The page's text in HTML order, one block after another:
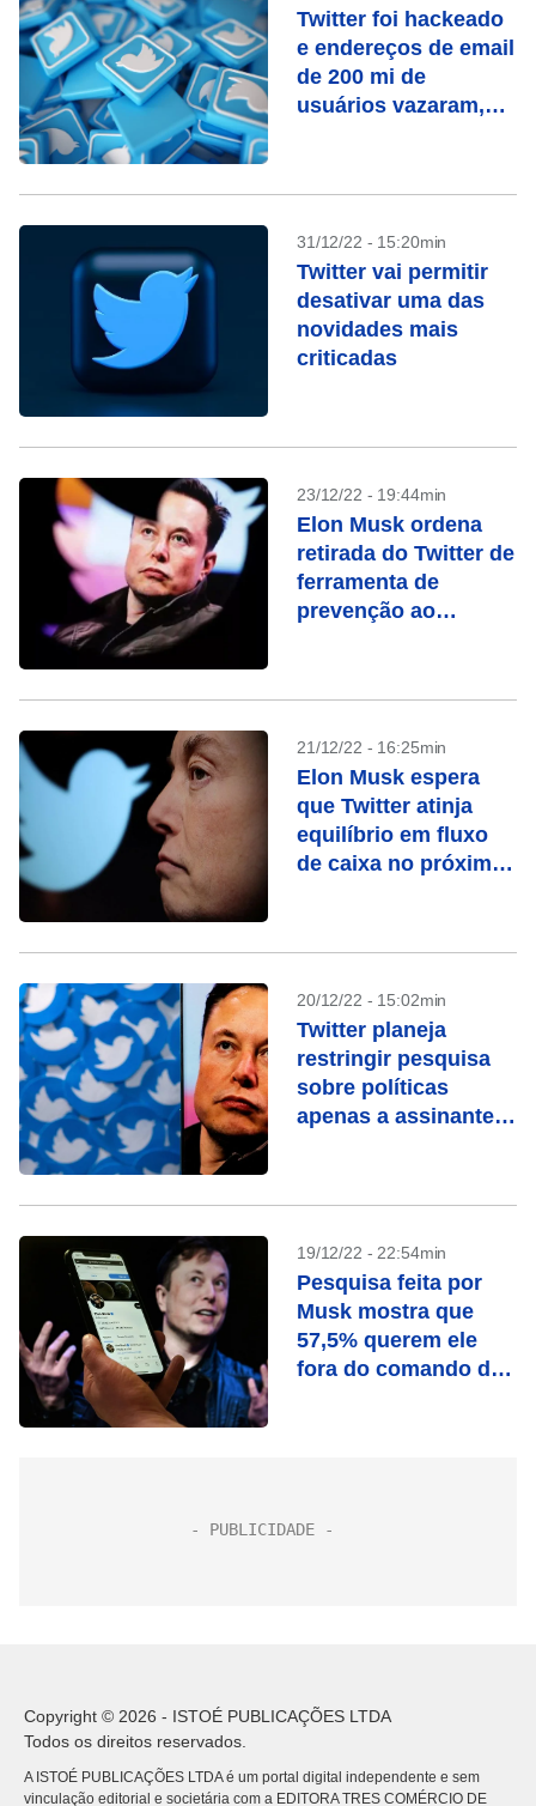
Twitter foi hackeado
e endereços de email
de 200 mi de
usuários vazaram,
31/12/22 - 15:20min
Twitter vai permitir
desativar uma das
novidades mais
criticadas
23/12/22 - 19:44min
Elon Musk ordena
retirada do Twitter de
ferramenta de
prevenção ao
21/12/22 - 16:25min
Elon Musk espera
que Twitter atinja
equilíbrio em fluxo
de caixa no próximo
20/12/22 - 15:02min
Twitter planeja
restringir pesquisa
sobre políticas
apenas a assinantes,
19/12/22 - 22:54min
Pesquisa feita por
Musk mostra que
57,5% querem ele
fora do comando do
Copyright © 2026 - ISTOÉ PUBLICAÇÕES LTDA
Todos os direitos reservados.
A ISTOÉ PUBLICAÇÕES LTDA é um portal digital independente e sem
vinculação editorial e societária com a EDITORA TRES COMÉRCIO DE